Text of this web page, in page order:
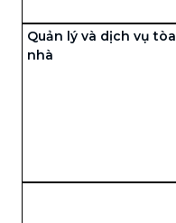
Quản lý và dịch vụ tòa
nhà